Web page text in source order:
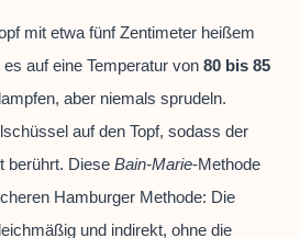
mit etwa fünf Zentimeter heißem
auf eine Temperatur von 80 bis 85
aber niemals sprudeln.
auf den Topf, sodass der
berührt. Diese Bain-Marie-Methode
Hamburger Methode: Die
und indirekt, ohne die